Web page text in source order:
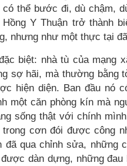
thể bước đi, dù chậm,
Y Thuận trở thành
nhưng như một thực tại
biệt: nhà tù của mạng
sợ hãi, mà thường bằng
hiện diện. Ban đầu nó
một căn phòng kín mà
sống thật với chính
cơn đói được công
đã qua chỉnh sửa, những
dàn dựng, những